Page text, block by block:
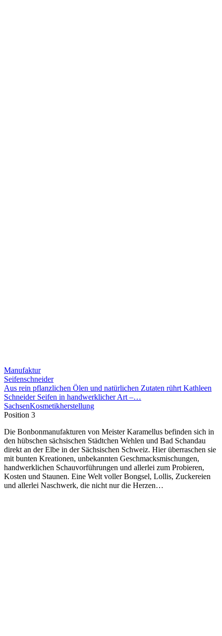
Manufaktur
Seifenschneider
Aus rein pflanzlichen Ölen und natürlichen Zutaten rührt Kathleen
Schneider Seifen in handwerklicher Art –…
SachsenKosmetikherstellung
Position 3
Die Bonbonmanufakturen von Meister Karamellus befinden sich in
den hübschen sächsischen Städtchen Wehlen und Bad Schandau
direkt an der Elbe in der Sächsischen Schweiz. Hier überraschen sie
mit bunten Kreationen, unbekannten Geschmacksmischungen,
handwerklichen Schauvorführungen und allerlei zum Probieren,
Kosten und Staunen. Eine Welt voller Bongsel, Lollis, Zuckereien
und allerlei Naschwerk, die nicht nur die Herzen…